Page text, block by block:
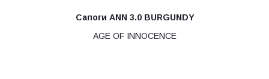
Сапоги ANN 3.0 BURGUNDY
AGE OF INNOCENCE